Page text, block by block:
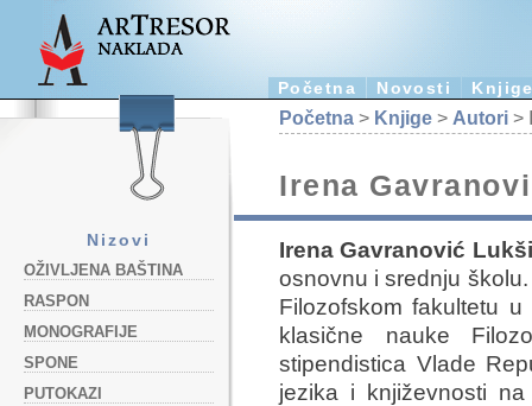
Početna Novosti
Nizovi
OŽIVLJENA BAŠTINA
RASPON
MONOGRAFIJE
SPONE
PUTOKAZI
Početna > Knjige > Autori >
Irena
Irena Gavranović
osnovnu i srednju
Filozofskom fakultetu
klasične nauke
stipendistica Vlade
jezika i književnosti